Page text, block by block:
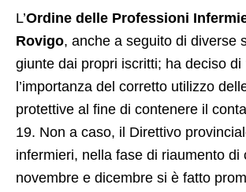
L’Ordine delle Professioni
Rovigo, anche a seguito di diverse
giunte dai propri iscritti; ha deciso di
l’importanza del corretto utilizzo
protettive al fine di contenere il
19. Non a caso, il Direttivo
infermieri, nella fase di riaumento di
novembre e dicembre si è fatto